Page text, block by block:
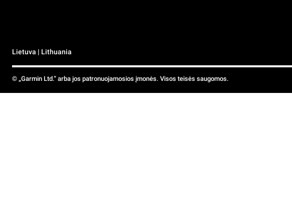
Lietuva | Lithuania
© „Garmin Ltd.“ arba jos patronuojamosios įmonės. Visos teisės saugomos.